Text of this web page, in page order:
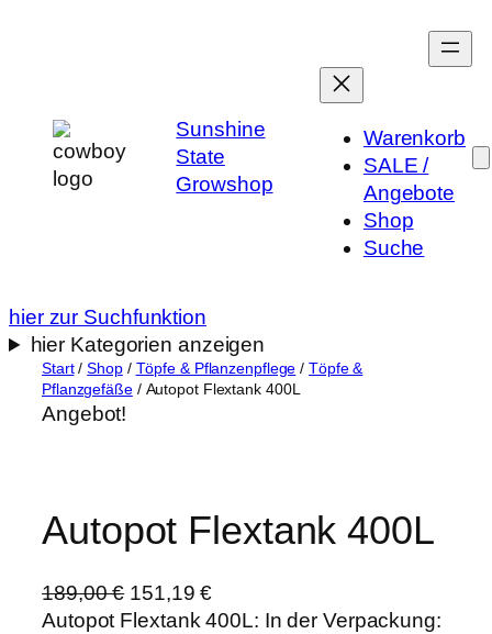
Sunshine
State
Growshop
Warenkorb
SALE /
Angebote
Shop
Suche
hier zur Suchfunktion
hier Kategorien anzeigen
Start/Shop/ Töpfe & Pflanzenpflege /Töpfe &
Pflanzgefäße/ Autopot Flextank 400L
Angebot!
Autopot Flextank 400L
189,00€ U
r
151,19€A
k
Autopot Flextank 400L: In der Verpackung: